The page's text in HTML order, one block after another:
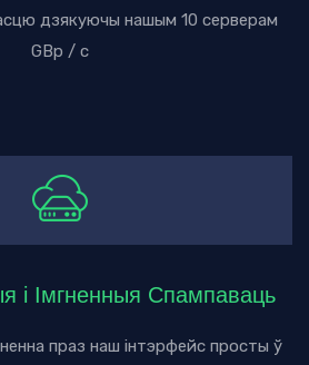
дзякуючы нашым 10 серверам
GBp / с
і Імгненныя Спампаваць
праз наш інтэрфейс просты ў